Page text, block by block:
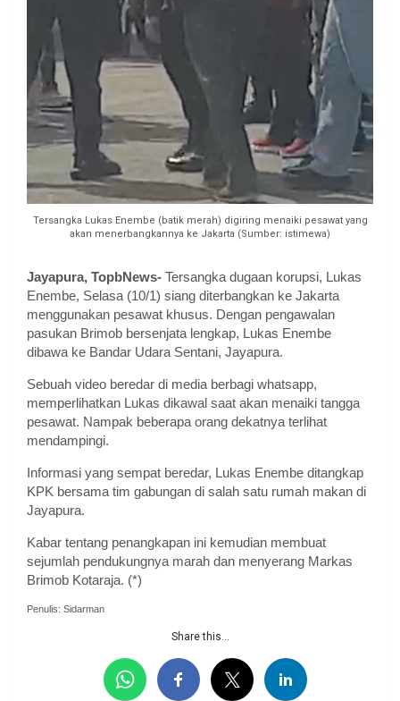
Tersangka Lukas Enembe (batik merah) digiring menaiki pesawat yang
akan menerbangkannya ke Jakarta (Sumber: istimewa)
Jayapura, TopbNews- Tersangka dugaan korupsi, Lukas
Enembe, Selasa (10/1) siang diterbangkan ke Jakarta
menggunakan pesawat khusus. Dengan pengawalan
pasukan Brimob bersenjata lengkap, Lukas Enembe
dibawa ke Bandar Udara Sentani, Jayapura.
Sebuah video beredar di media berbagi whatsapp,
memperlihatkan Lukas dikawal saat akan menaiki tangga
pesawat. Nampak beberapa orang dekatnya terlihat
mendampingi.
Informasi yang sempat beredar, Lukas Enembe ditangkap
KPK bersama tim gabungan di salah satu rumah makan di
Jayapura.
Kabar tentang penangkapan ini kemudian membuat
sejumlah pendukungnya marah dan menyerang Markas
Brimob Kotaraja. (*)
Penulis: Sidarman
Share this...